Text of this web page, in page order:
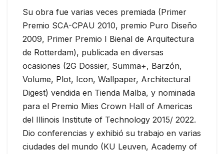
Su obra fue varias veces premiada (Primer
Premio SCA-CPAU 2010, premio Puro Diseño
2009, Primer Premio I Bienal de Arquitectura
de Rotterdam), publicada en diversas
ocasiones (2G Dossier, Summa+, Barzón,
Volume, Plot, Icon, Wallpaper, Architectural
Digest) vendida en Tienda Malba, y nominada
para el Premio Mies Crown Hall of Americas
del Illinois Institute of Technology 2015/ 2022.
Dio conferencias y exhibió su trabajo en varias
ciudades del mundo (KU Leuven, Academy of